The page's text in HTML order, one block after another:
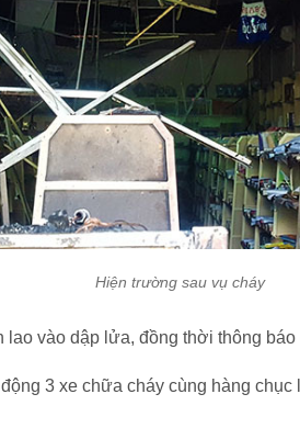
Hiện trường sau vụ cháy
vào dập lửa, đồng thời thông
3 xe chữa cháy cùng hàng